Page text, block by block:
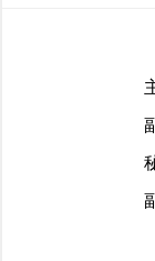
主席
副主
秘书
副秘